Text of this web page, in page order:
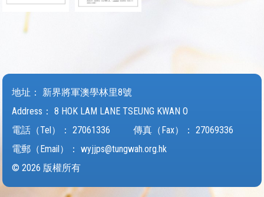
地址：
新界將軍澳學林里8號
Address：
8 HOK LAM LANE TSEUNG KWAN O
電話（Tel）：
27061336 傳真（Fax）： 27069336
電郵（Email）：
wyjjps@tungwah.org.hk
© 2026 版權所有